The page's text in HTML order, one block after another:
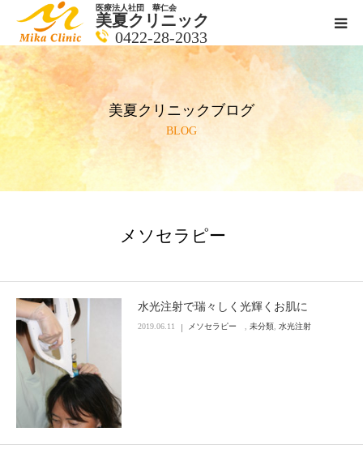
医療法人社団 華仁会
美夏クリニック
0422-28-2033
美夏クリニックブログ
BLOG
メソセラピー
水光注射で瑞々しく光輝くお肌に
2019.06.11 メソセラピー 未分類 水光注射
医師紹介
診療科目
クリニックの紹介
ブログ一覧ページ
料金一覧 new